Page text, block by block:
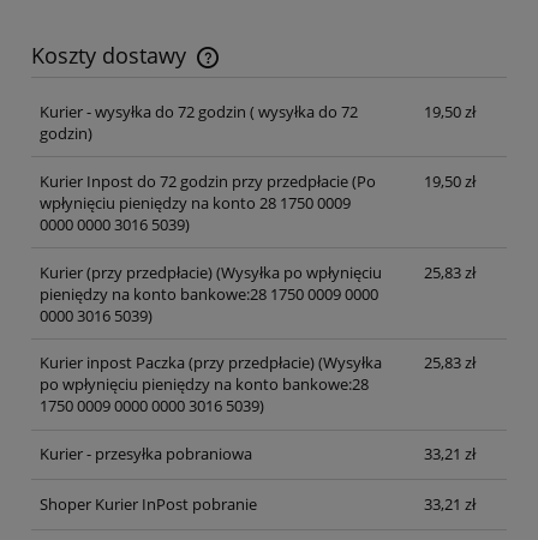
Koszty dostawy
Cena nie zawiera ewentualnych kosztów płatności
Kurier - wysyłka do 72 godzin ( wysyłka do 72
godzin)
19,50 zł
Kurier Inpost do 72 godzin przy przedpłacie(Po
wpłynięciu pieniędzy na konto 28 1750 0009
0000 0000 3016 5039)
19,50 zł
Kurier (przy przedpłacie)(Wysyłka po wpłynięciu
pieniędzy na konto bankowe:28 1750 0009 0000
0000 3016 5039)
25,83 zł
Kurier inpost Paczka (przy przedpłacie)(Wysyłka
po wpłynięciu pieniędzy na konto bankowe:28
1750 0009 0000 0000 3016 5039)
25,83 zł
Kurier - przesyłka pobraniowa 33,21 zł
Shoper Kurier InPost pobranie 33,21 zł